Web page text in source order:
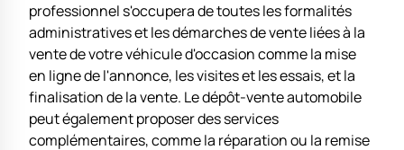
professionnel s'occupera de toutes les formalités
administratives et les démarches de vente liées à la
vente de votre véhicule d'occasion comme la mise
en ligne de l'annonce, les visites et les essais, et la
finalisation de la vente. Le dépôt-vente automobile
peut également proposer des services
complémentaires, comme la réparation ou la remise